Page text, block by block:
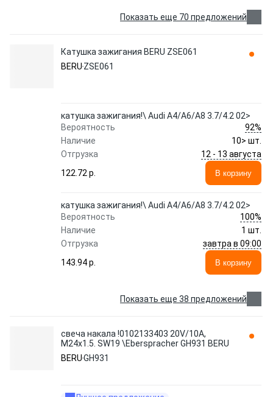
Показать еще 70 предложений
Катушка зажигания BERU ZSE061
BERU ZSE061
катушка зажигания!\ Audi A4/A6/A8 3.7/4.2 02>
Вероятность
92%
Наличие
10> шт.
Отгрузка
12 - 13 августа
122.72 p.
В корзину
катушка зажигания!\ Audi A4/A6/A8 3.7/4.2 02>
Вероятность
100%
Наличие
1 шт.
Отгрузка
завтра в 09:00
143.94 p.
В корзину
Показать еще 38 предложений
свеча накала !0102133403 20V/10A,
M24x1.5. SW19 \Eberspracher GH931 BERU
BERUGH931